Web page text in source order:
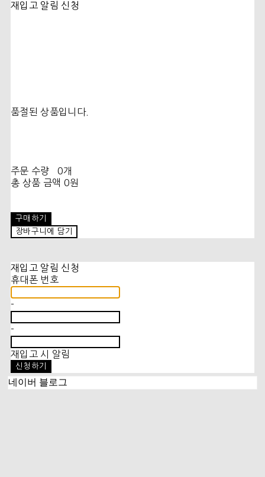
재입고 알림 신청
품절된 상품입니다.
주문 수량
0개
총 상품 금액 0원
구매하기
장바구니에 담기
재입고 알림 신청
휴대폰 번호
-
-
재입고 시 알림
신청하기
네이버 블로그